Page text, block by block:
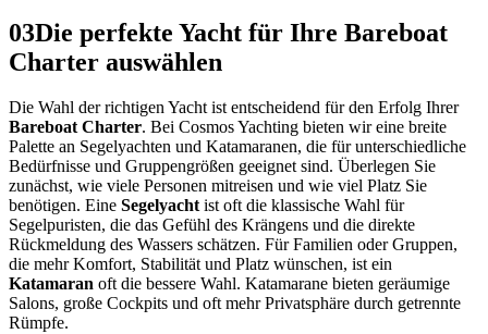
03Die perfekte Yacht für Ihre Bareboat
Charter auswählen
Die Wahl der richtigen Yacht ist entscheidend für den Erfolg Ihrer
Bareboat Charter. Bei Cosmos Yachting bieten wir eine breite
Palette an Segelyachten und Katamaranen, die für unterschiedliche
Bedürfnisse und Gruppengrößen geeignet sind. Überlegen Sie
zunächst, wie viele Personen mitreisen und wie viel Platz Sie
benötigen. Eine Segelyachtist oft die klassische Wahl für
Segelpuristen, die das Gefühl des Krängens und die direkte
Rückmeldung des Wassers schätzen. Für Familien oder Gruppen,
die mehr Komfort, Stabilität und Platz wünschen, ist ein
Katamaran oft die bessere Wahl. Katamarane bieten geräumige
Salons, große Cockpits und oft mehr Privatsphäre durch getrennte
Rümpfe.